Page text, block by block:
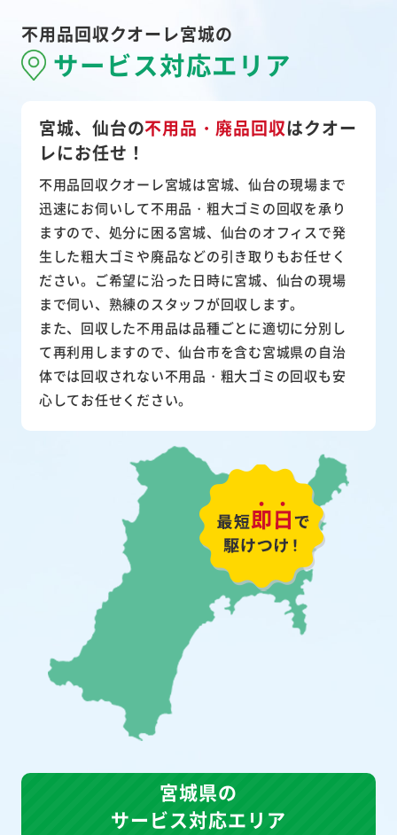
不用品回収クオーレ宮城の
サービス対応エリア
宮城、仙台の不用品・廃品回収はクオー
レにお任せ！
不用品回収クオーレ宮城は宮城、仙台の現場まで
迅速にお伺いして不用品・粗大ゴミの回収を承り
ますので、処分に困る宮城、仙台のオフィスで発
生した粗大ゴミや廃品などの引き取りもお任せく
ださい。ご希望に沿った日時に宮城、仙台の現場
まで伺い、熟練のスタッフが回収します。
また、 回収した不用品は品種ごとに適切に分別し
て再利用 しますので、仙台市を含む宮城県の自治
体では回収されない不用品・粗大ゴミの回収も安
心してお任せください。
宮城県の
サービス対応エリア